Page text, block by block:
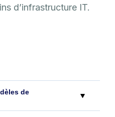
d’infrastructure IT.
de